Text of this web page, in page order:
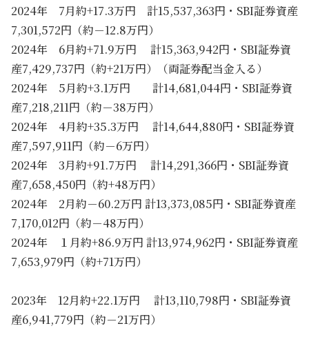
2024年 7月約+17.3万円 計15,537,363円・SBI証券資産
7,301,572円（約－12.8万円）
2024年 6月約+71.9万円 計15,363,942円・SBI証券資
産7,429,737円（約+21万円）（両証券配当金入る）
2024年 5月約+3.1万円 計14,681,044円・SBI証券資
産7,218,211円（約－38万円）
2024年 4月約+35.3万円 計14,644,880円・SBI証券資
産7,597,911円（約－6万円）
2024年 3月約+91.7万円 計14,291,366円・SBI証券資
産7,658,450円（約+48万円）
2024年 2月約－60.2万円 計13,373,085円・SBI証券資産
7,170,012円（約－48万円）
2024年 １月約+86.9万円 計13,974,962円・SBI証券資産
7,653,979円（約+71万円）
2023年 12月約+22.1万円 計13,110,798円・SBI証券資
産6,941,779円（約－21万円）